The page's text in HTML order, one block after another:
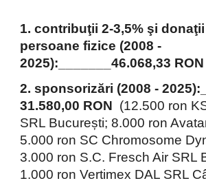
1. contribuţii 2-3,5% şi
persoane fizice (2008 -
2025):_______46.068,33 RON
2. sponsorizări (2008 -
31.580,00 RON (12.500 ron
SRL București; 8.000 ron
5.000 ron SC Chromosome
3.000 ron S.C. Fresch Air SRL
1.000 ron Vertimex DAL SRL